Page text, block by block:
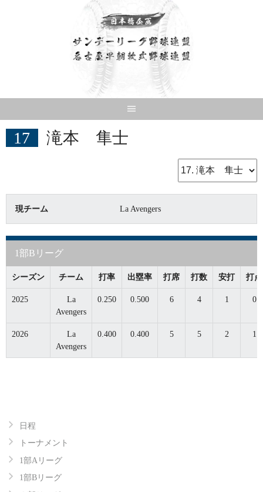
17 滝本 隼士
現チーム La Avengers
1部Bリーグ
シーズン チーム 打率 出塁率 打席 打数 安打 打点
2025
La
Avengers
0.250 0.500 6 4 1 0
2026
La
Avengers
0.400 0.400 5 5 2 1
日程
トーナメント
1部Aリーグ
1部Bリーグ